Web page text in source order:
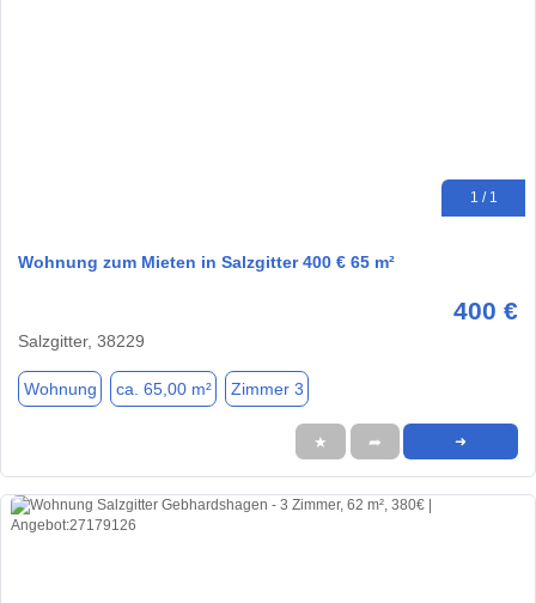
1 / 1
Wohnung zum Mieten in Salzgitter 400 € 65 m²
400 €
Salzgitter, 38229
Wohnung ca. 65,00 m² Zimmer 3
★ ➦ ➜